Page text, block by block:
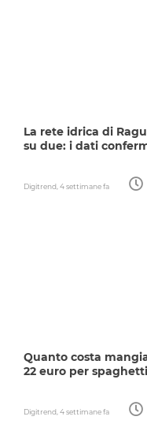
La rete idrica di
su due: i dati
Digitrend,4 settimane fa
Quanto costa
22 euro per
Digitrend,4 settimane fa